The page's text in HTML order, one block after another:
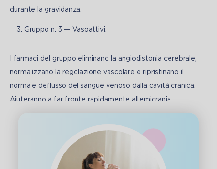
durante la gravidanza.
Gruppo n. 3 — Vasoattivi.
I farmaci del gruppo eliminano la angiodistonia cerebrale,
normalizzano la regolazione vascolare e ripristinano il
normale deflusso del sangue venoso dalla cavità cranica.
Aiuteranno a far fronte rapidamente all’emicrania.